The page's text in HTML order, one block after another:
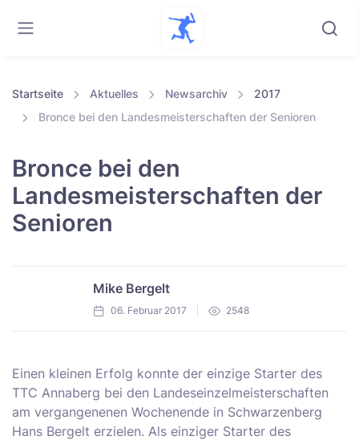
Startseite Aktuelles Newsarchiv
2017
Bronce bei den Landesmeisterschaften der Senioren
Bronce bei den
Landesmeisterschaften der
Senioren
Mike Bergelt
06. Februar 2017 2548
Einen kleinen Erfolg konnte der einzige Starter des
TTC Annaberg bei den Landeseinzelmeisterschaften
am vergangenenen Wochenende in Schwarzenberg
Hans Bergelt erzielen. Als einziger Starter des